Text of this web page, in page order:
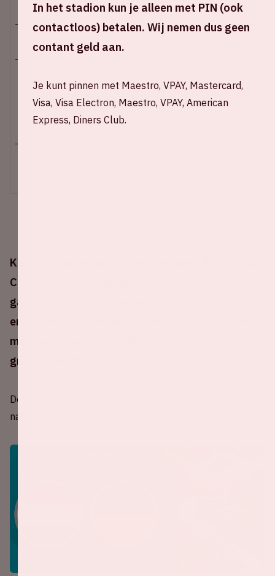
Kom jij onze leeuwen aanmoedigen? 🧡 De Johan
Cruijff ArenA is tijdens UEFA EURO 2020
gastheer van drie groepswedstrijden (13,17,21
en 26 juni 2021) waarbij Nederland zich samen
met Oekraïne, Oostenrijk en Noord-Macedonië in
groep C heeft geplaatst.
De UEFA heeft besloten om EURO 2020 te verplaatsen
naar zomer 2021 in verband met COVID-19.
Zo 13 juni 2021
Aftrap wedstrijd: 21.00 uur
+ Voeg toe aan agenda
In het stadion kun je alleen met PIN (ook
contactloos) betalen. Wij nemen dus geen
contant geld aan.
Je kunt pinnen met Maestro, VPAY, Mastercard,
Visa, Visa Electron, Maestro, VPAY, American
Express, Diners Club.